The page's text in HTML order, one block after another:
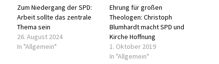
Zum Niedergang der SPD:
Arbeit sollte das zentrale
Thema sein
26. August 2024
In "Allgemein"
Ehrung für großen
Theologen: Christoph
Blumhardt macht SPD und
Kirche Hoffnung
1. Oktober 2019
In "Allgemein"